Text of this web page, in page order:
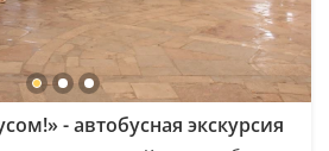
- автобусная экскурсия